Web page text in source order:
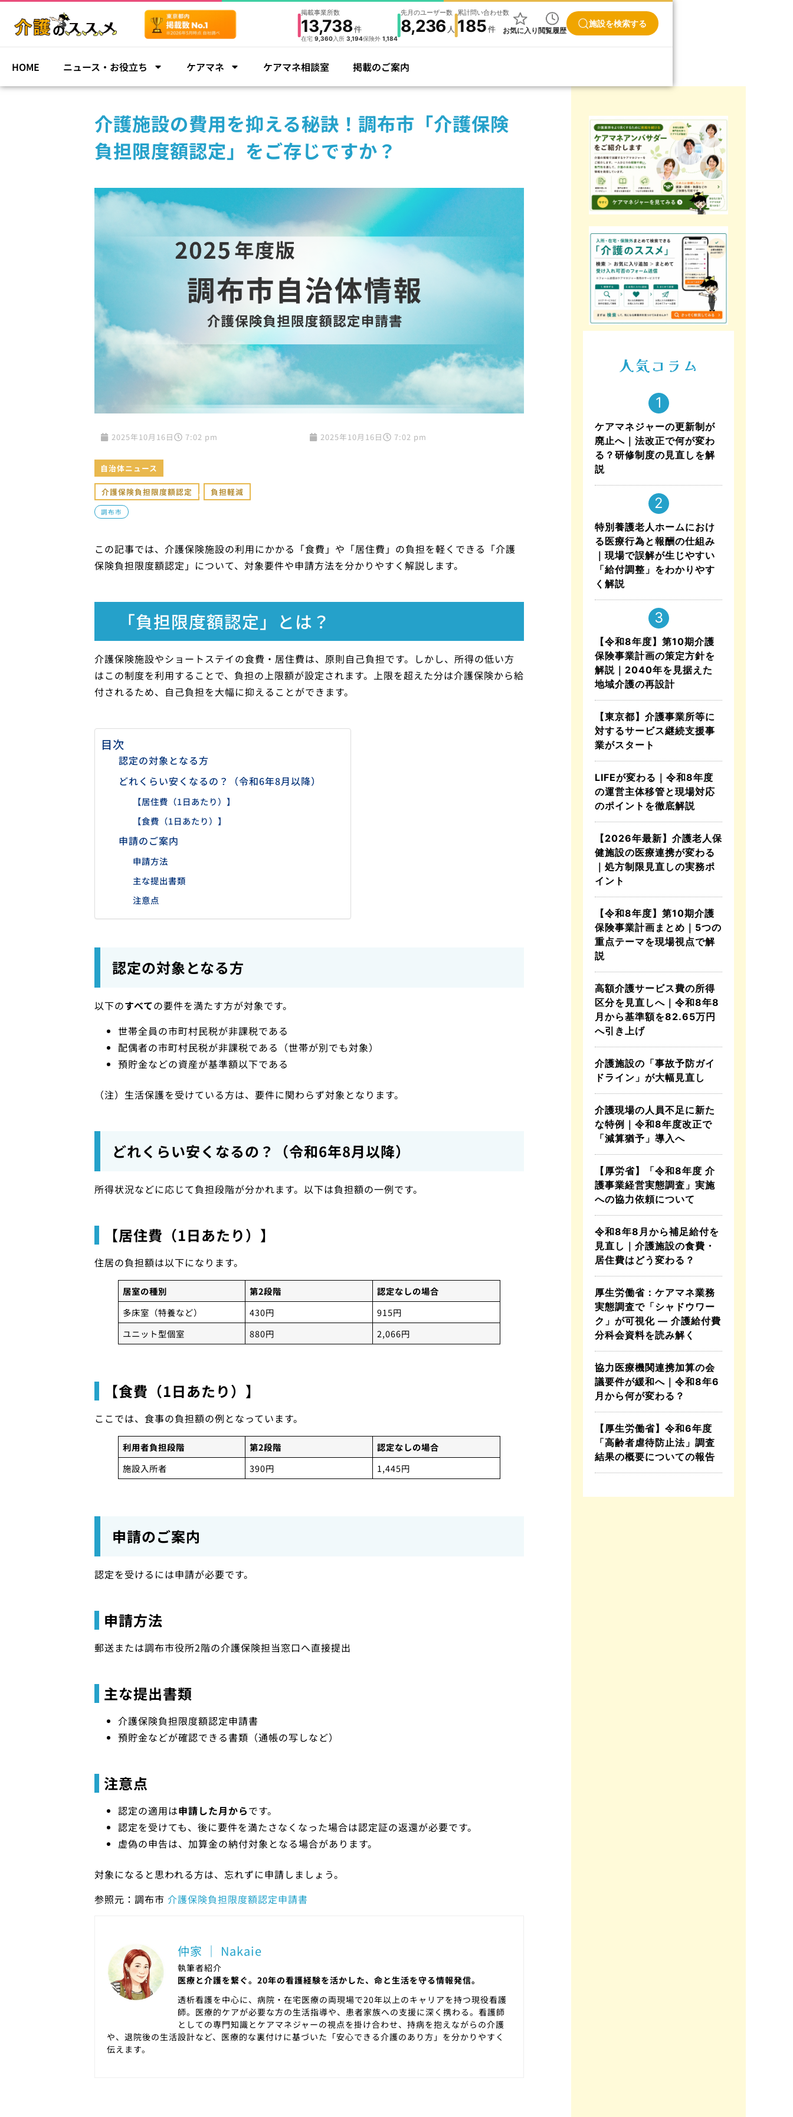
掲載事業所数
13,738件
在宅 9,360入所 3,194保険外 1,184
先月のユーザー数
8,236 人
累計問い合わせ数
185件 お気に入り閲覧履歴
施設を検索する
HOME ニュース・お役立ち ケアマネ ケアマネ相談室 掲載のご案内
介護施設の費用を抑える秘訣！調布市「介護保険
負担限度額認定」をご存じですか？
2025年10月16日 7:02 pm 2025年10月16日 7:02 pm
自治体ニュース
介護保険負担限度額認定 , 負担軽減
調布市
この記事では、介護保険施設の利用にかかる「食費」や「居住費」の負担を軽くできる「介護
保険負担限度額認定」について、対象要件や申請方法を分かりやすく解説します。
「負担限度額認定」とは？
介護保険施設やショートステイの食費・居住費は、原則自己負担です。しかし、所得の低い方
はこの制度を利用することで、負担の上限額が設定されます。上限を超えた分は介護保険から給
付されるため、自己負担を大幅に抑えることができます。
目次
認定の対象となる方
どれくらい安くなるの？（令和6年8月以降）
【居住費（1日あたり）】
【食費（1日あたり）】
申請のご案内
申請方法
主な提出書類
注意点
認定の対象となる方
以下のすべての要件を満たす方が対象です。
世帯全員の市町村民税が非課税である
配偶者の市町村民税が非課税である（世帯が別でも対象）
預貯金などの資産が基準額以下である
（注）生活保護を受けている方は、要件に関わらず対象となります。
どれくらい安くなるの？（令和6年8月以降）
所得状況などに応じて負担段階が分かれます。以下は負担額の一例です。
【居住費（1日あたり）】
住居の負担額は以下になります。
居室の種別 第2段階
認定なしの場合
多床室（特養など）
430円
915円
ユニット型個室
880円 2,066円
【食費（1日あたり）】
ここでは、食事の負担額の例となっています。
利用者負担段階 第2段階
認定なしの場合
施設入所者
390円 1,445円
申請のご案内
認定を受けるには申請が必要です。
申請方法
郵送または調布市役所2階の介護保険担当窓口へ直接提出
主な提出書類
介護保険負担限度額認定申請書
預貯金などが確認できる書類（通帳の写しなど）
注意点
認定の適用は申請した月からです。
認定を受けても、後に要件を満たさなくなった場合は認定証の返還が必要です。
虚偽の申告は、加算金の納付対象となる場合があります。
対象になると思われる方は、忘れずに申請しましょう。
参照元：調布市 介護保険負担限度額認定申請書
仲家 ｜ Nakaie
執筆者紹介
医療と介護を繋ぐ。20年の看護経験を活かした、命と生活を守る情報発信。
透析看護を中心に、病院・在宅医療の両現場で20年以上のキャリアを持つ現役看護
師。医療的ケアが必要な方の生活指導や、患者家族への支援に深く携わる。看護師
としての専門知識とケアマネジャーの視点を掛け合わせ、持病を抱えながらの介護
や、退院後の生活設計など、医療的な裏付けに基づいた「安心できる介護のあり方」を分かりやすく
伝えます。
人気コラム
ケアマネジャーの更新制が
廃止へ｜法改正で何が変わ
る？研修制度の見直しを解
説
特別養護老人ホームにおけ
る医療行為と報酬の仕組み
｜現場で誤解が生じやすい
「給付調整」をわかりやす
く解説
【令和8年度】第10期介護
保険事業計画の策定方針を
解説｜2040年を見据えた
地域介護の再設計
【東京都】介護事業所等に
対するサービス継続支援事
業がスタート
LIFEが変わる｜令和8年度
の運営主体移管と現場対応
のポイントを徹底解説
【2026年最新】介護老人保
健施設の医療連携が変わる
｜処方制限見直しの実務ポ
イント
【令和8年度】第10期介護
保険事業計画まとめ｜5つの
重点テーマを現場視点で解
説
高額介護サービス費の所得
区分を見直しへ｜令和8年8
月から基準額を82.65万円
へ引き上げ
介護施設の「事故予防ガイ
ドライン」が大幅見直し
介護現場の人員不足に新た
な特例｜令和8年度改正で
「減算猶予」導入へ
【厚労省】「令和8年度 介
護事業経営実態調査」実施
への協力依頼について
令和8年8月から補足給付を
見直し｜介護施設の食費・
居住費はどう変わる？
厚生労働省：ケアマネ業務
実態調査で「シャドウワー
ク」が可視化 ― 介護給付費
分科会資料を読み解く
協力医療機関連携加算の会
議要件が緩和へ｜令和8年6
月から何が変わる？
【厚生労働省】令和6年度
「高齢者虐待防止法」調査
結果の概要についての報告